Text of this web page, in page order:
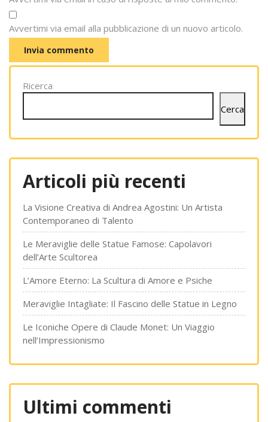
Avvertimi via email alla pubblicazione di un nuovo articolo.
Ricerca
Cerca
Articoli più recenti
La Visione Creativa di Andrea Agostini: Un Artista
Contemporaneo di Talento
Le Meraviglie delle Statue Famose: Capolavori
dell’Arte Scultorea
L’Amore Eterno: La Scultura di Amore e Psiche
Meraviglie Intagliate: Il Fascino delle Statue in Legno
Le Iconiche Opere di Claude Monet: Un Viaggio
nell’Impressionismo
Ultimi commenti